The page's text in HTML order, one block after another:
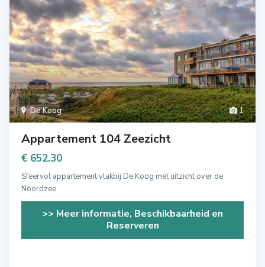
1
De Koog
Appartement 104 Zeezicht
€ 652.30
Sfeervol appartement vlakbij De Koog met uitzicht over de
Noordzee
>> Meer informatie, Beschikbaarheid en
Reserveren